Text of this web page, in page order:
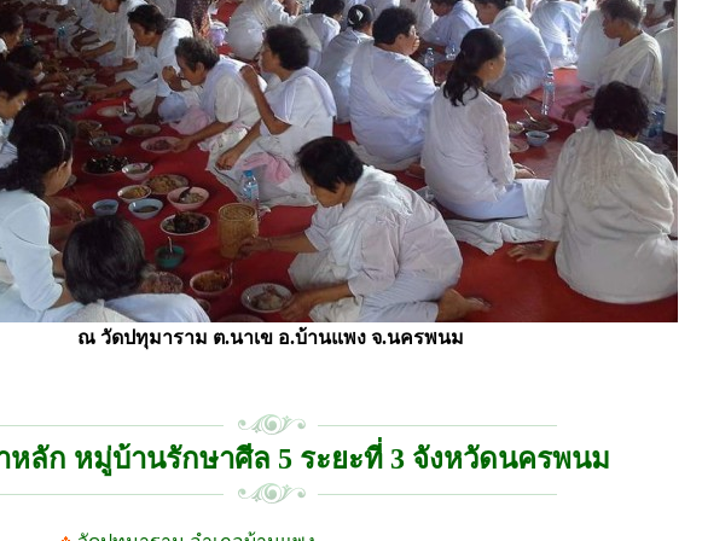
ณ วัดปทุมาราม ต.นาเข อ.บ้านแพง จ.นครพนม
หลัก หมู่บ้านรักษาศีล 5 ระยะที่ 3 จังหวัดนครพนม